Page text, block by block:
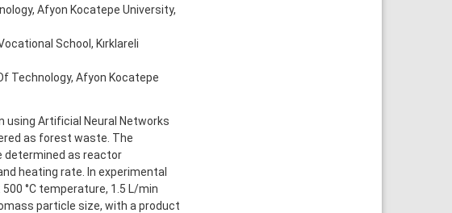
Afyon Kocatepe University,
School, Kırklareli
Technology, Afyon Kocatepe
using Artificial Neural Networks
as forest waste. The
determined as reactor
heating rate. In experimental
°C temperature, 1.5 L/min
particle size, with a product